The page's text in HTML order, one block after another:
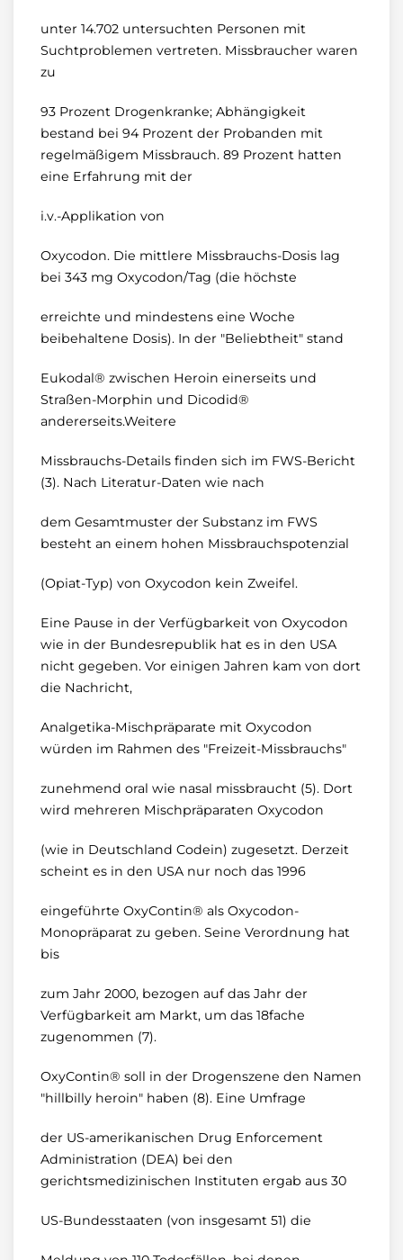
unter 14.702 untersuchten Personen mit
Suchtproblemen vertreten. Missbraucher waren
zu
93 Prozent Drogenkranke; Abhängigkeit
bestand bei 94 Prozent der Probanden mit
regelmäßigem Missbrauch. 89 Prozent hatten
eine Erfahrung mit der
i.v.-Applikation von
Oxycodon. Die mittlere Missbrauchs-Dosis lag
bei 343 mg Oxycodon/Tag (die höchste
erreichte und mindestens eine Woche
beibehaltene Dosis). In der "Beliebtheit" stand
Eukodal® zwischen Heroin einerseits und
Straßen-Morphin und Dicodid®
andererseits.Weitere
Missbrauchs-Details finden sich im FWS-Bericht
(3). Nach Literatur-Daten wie nach
dem Gesamtmuster der Substanz im FWS
besteht an einem hohen Missbrauchspotenzial
(Opiat-Typ) von Oxycodon kein Zweifel.
Eine Pause in der Verfügbarkeit von Oxycodon
wie in der Bundesrepublik hat es in den USA
nicht gegeben. Vor einigen Jahren kam von dort
die Nachricht,
Analgetika-Mischpräparate mit Oxycodon
würden im Rahmen des "Freizeit-Missbrauchs"
zunehmend oral wie nasal missbraucht (5). Dort
wird mehreren Mischpräparaten Oxycodon
(wie in Deutschland Codein) zugesetzt. Derzeit
scheint es in den USA nur noch das 1996
eingeführte OxyContin® als Oxycodon-
Monopräparat zu geben. Seine Verordnung hat
bis
zum Jahr 2000, bezogen auf das Jahr der
Verfügbarkeit am Markt, um das 18fache
zugenommen (7).
OxyContin® soll in der Drogenszene den Namen
"hillbilly heroin" haben (8). Eine Umfrage
der US-amerikanischen Drug Enforcement
Administration (DEA) bei den
gerichtsmedizinischen Instituten ergab aus 30
US-Bundesstaaten (von insgesamt 51) die